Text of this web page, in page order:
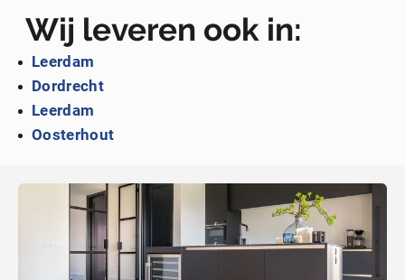
Wij leveren ook in:
Leerdam
Dordrecht
Leerdam
Oosterhout